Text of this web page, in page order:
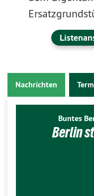
Nachrichten
Buntes
Berlin